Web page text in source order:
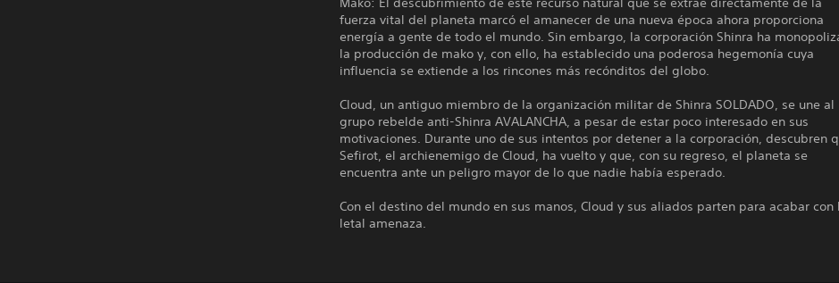
fuerza vital del planeta marcó el amanecer de una nueva época ahora proporciona
energía a gente de todo el mundo. Sin embargo, la corporación Shinra ha
la producción de mako y, con ello, ha establecido una poderosa hegemonía cuya
influencia se extiende a los rincones más recónditos del globo.
Cloud, un antiguo miembro de la organización militar de Shinra SOLDADO, se une al
grupo rebelde anti-Shinra AVALANCHA, a pesar de estar poco interesado en sus
motivaciones. Durante uno de sus intentos por detener a la corporación, descubren
Sefirot, el archienemigo de Cloud, ha vuelto y que, con su regreso, el planeta se
encuentra ante un peligro mayor de lo que nadie había esperado.
Con el destino del mundo en sus manos, Cloud y sus aliados parten para acabar con
letal amenaza.